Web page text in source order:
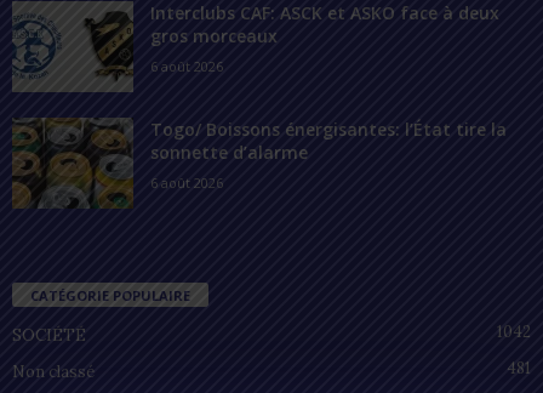
Interclubs CAF: ASCK et ASKO face à deux
gros morceaux
6 août 2026
Togo/ Boissons énergisantes: l’État tire la
sonnette d’alarme
6 août 2026
CATÉGORIE POPULAIRE
SOCIÉTÉ
1042
Non classé
481